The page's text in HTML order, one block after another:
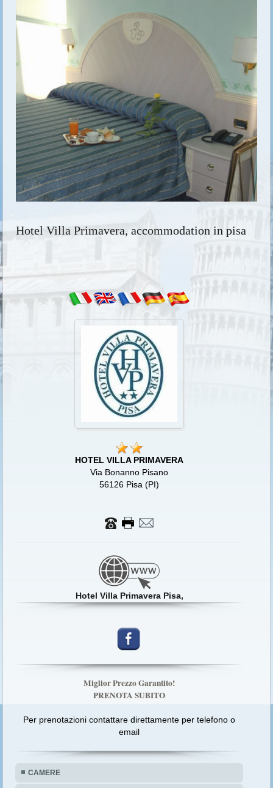
Hotel Villa Primavera, accommodation in pisa
HOTEL VILLA PRIMAVERA
Via Bonanno Pisano
56126 Pisa (PI)
Hotel Villa Primavera Pisa,
Miglior Prezzo Garantito!
PRENOTA SUBITO
Per prenotazioni contattare direttamente per telefono o
email
CAMERE